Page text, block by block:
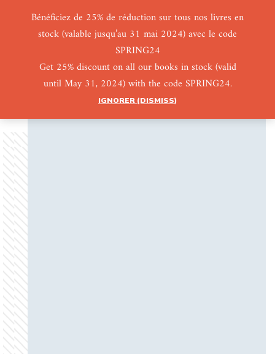
Bénéficiez de 25% de réduction sur tous nos livres en
stock (valable jusqu’au 31 mai 2024) avec le code
SPRING24
Get 25% discount on all our books in stock (valid
until May 31, 2024) with the code SPRING24.
IGNORER (DISMISS)
0 0